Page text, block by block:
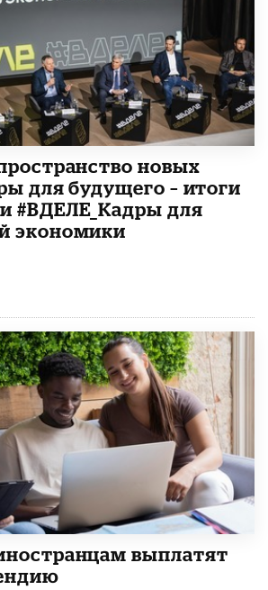
новых
для будущего – итоги
#ВДЕЛЕ_Кадры для
экономики
выплатят